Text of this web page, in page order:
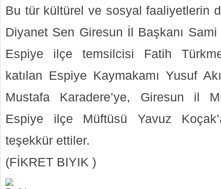
Bu tür kültürel ve sosyal faaliyetlerin
Diyanet Sen Giresun İl Başkanı
Espiye ilçe temsilcisi Fatih
katılan Espiye Kaymakamı Yusuf
Mustafa Karadere’ye, Giresun il
Espiye ilçe Müftüsü Yavuz
teşekkür ettiler.
(FİKRET BIYIK )